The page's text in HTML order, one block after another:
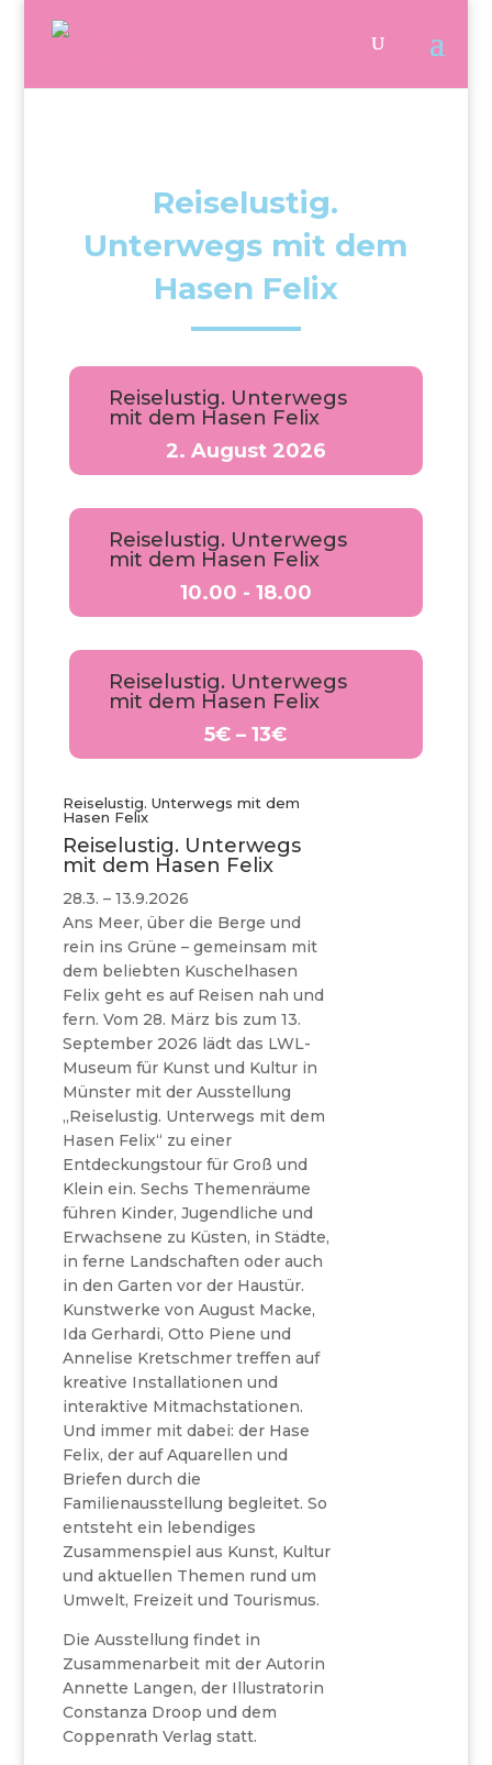
Reiselustig.
Unterwegs mit dem
Hasen Felix
Reiselustig. Unterwegs
mit dem Hasen Felix
2. August 2026
Reiselustig. Unterwegs
mit dem Hasen Felix
10.00 - 18.00
Reiselustig. Unterwegs
mit dem Hasen Felix
5€ – 13€
Reiselustig. Unterwegs mit dem
Hasen Felix
Reiselustig. Unterwegs
mit dem Hasen Felix
28.3. – 13.9.2026
Ans Meer, über die Berge und
rein ins Grüne – gemeinsam mit
dem beliebten Kuschelhasen
Felix geht es auf Reisen nah und
fern. Vom 28. März bis zum 13.
September 2026 lädt das LWL-
Museum für Kunst und Kultur in
Münster mit der Ausstellung
„Reiselustig. Unterwegs mit dem
Hasen Felix“ zu einer
Entdeckungstour für Groß und
Klein ein. Sechs Themenräume
führen Kinder, Jugendliche und
Erwachsene zu Küsten, in Städte,
in ferne Landschaften oder auch
in den Garten vor der Haustür.
Kunstwerke von August Macke,
Ida Gerhardi, Otto Piene und
Annelise Kretschmer treffen auf
kreative Installationen und
interaktive Mitmachstationen.
Und immer mit dabei: der Hase
Felix, der auf Aquarellen und
Briefen durch die
Familienausstellung begleitet. So
entsteht ein lebendiges
Zusammenspiel aus Kunst, Kultur
und aktuellen Themen rund um
Umwelt, Freizeit und Tourismus.
Die Ausstellung findet in
Zusammenarbeit mit der Autorin
Annette Langen, der Illustratorin
Constanza Droop und dem
Coppenrath Verlag statt.